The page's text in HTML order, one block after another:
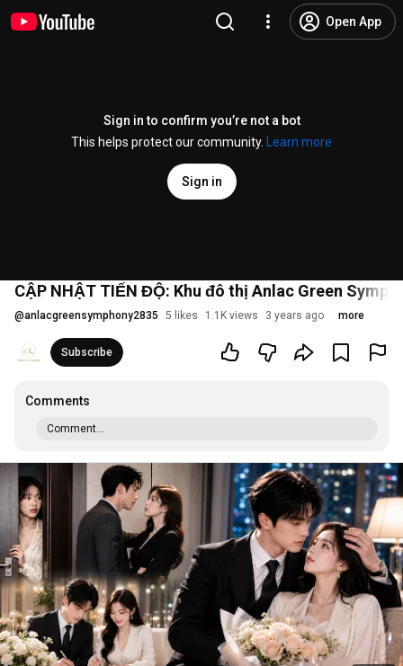
Open App
Sign in to confirm you’re not a bot
This helps protect our community.
Learn more
Sign in
CẬP NHẬT TIẾN ĐỘ: Khu đô thị Anlac Green
@anlacgreensymphony2835 5 likes 1.1K views 3 years ago more
Subscribe
Comments
Comment...